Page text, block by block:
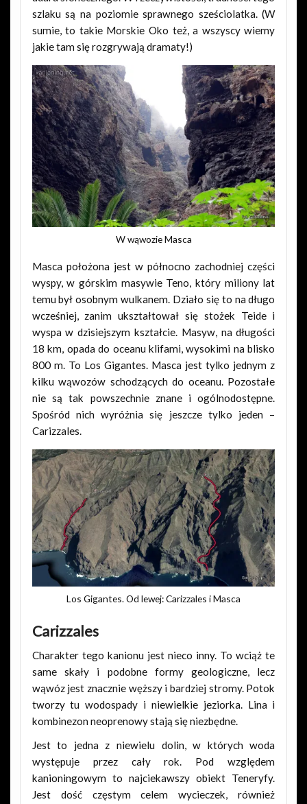
szlaku są na poziomie sprawnego sześciolatka. (W
sumie, to takie Morskie Oko też, a wszyscy wiemy
jakie tam się rozgrywają dramaty!)
W wąwozie Masca
Masca położona jest w północno zachodniej części
wyspy, w górskim masywie Teno, który miliony lat
temu był osobnym wulkanem. Działo się to na długo
wcześniej, zanim ukształtował się stożek Teide i
wyspa w dzisiejszym kształcie. Masyw, na długości
18 km, opada do oceanu klifami, wysokimi na blisko
800 m. To Los Gigantes. Masca jest tylko jednym z
kilku wąwozów schodzących do oceanu. Pozostałe
nie są tak powszechnie znane i ogólnodostępne.
Spośród nich wyróżnia się jeszcze tylko jeden –
Carizzales.
Los Gigantes. Od lewej: Carizzales i Masca
Carizzales
Charakter tego kanionu jest nieco inny. To wciąż te
same skały i podobne formy geologiczne, lecz
wąwóz jest znacznie węższy i bardziej stromy. Potok
tworzy tu wodospady i niewielkie jeziorka. Lina i
kombinezon neoprenowy stają się niezbędne.
Jest to jedna z niewielu dolin, w których woda
występuje przez cały rok. Pod względem
kanioningowym to najciekawszy obiekt Teneryfy.
Jest dość częstym celem wycieczek, również